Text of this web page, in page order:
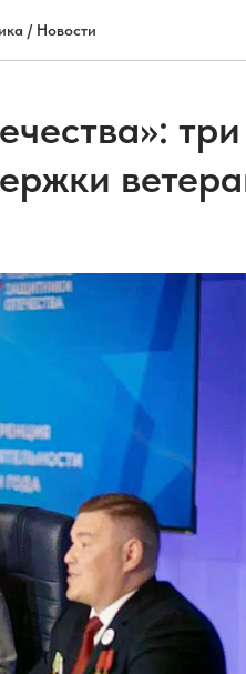
/ Новости
три